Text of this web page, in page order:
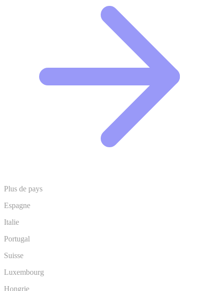
Plus de pays
Espagne
Italie
Portugal
Suisse
Luxembourg
Hongrie